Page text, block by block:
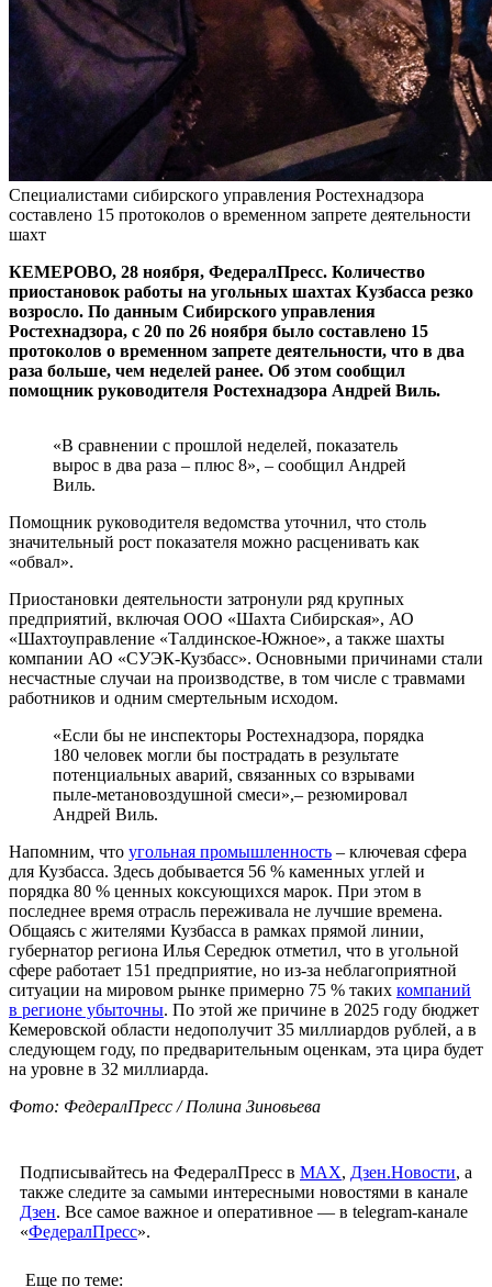
Специалистами сибирского управления Ростехнадзора
составлено 15 протоколов о временном запрете деятельности
шахт
КЕМЕРОВО, 28 ноября, ФедералПресс. Количество
приостановок работы на угольных шахтах Кузбасса резко
возросло. По данным Сибирского управления
Ростехнадзора, с 20 по 26 ноября было составлено 15
протоколов о временном запрете деятельности, что в два
раза больше, чем неделей ранее. Об этом сообщил
помощник руководителя Ростехнадзора Андрей Виль.
«В сравнении с прошлой неделей, показатель
вырос в два раза – плюс 8», – сообщил Андрей
Виль.
Помощник руководителя ведомства уточнил, что столь
значительный рост показателя можно расценивать как
«обвал».
Приостановки деятельности затронули ряд крупных
предприятий, включая ООО «Шахта Сибирская», АО
«Шахтоуправление «Талдинское-Южное», а также шахты
компании АО «СУЭК-Кузбасс». Основными причинами стали
несчастные случаи на производстве, в том числе с травмами
работников и одним смертельным исходом.
«Если бы не инспекторы Ростехнадзора, порядка
180 человек могли бы пострадать в результате
потенциальных аварий, связанных со взрывами
пыле-метановоздушной смеси»,– резюмировал
Андрей Виль.
Напомним, что угольная промышленность – ключевая сфера
для Кузбасса. Здесь добывается 56 % каменных углей и
порядка 80 % ценных коксующихся марок. При этом в
последнее время отрасль переживала не лучшие времена.
Общаясь с жителями Кузбасса в рамках прямой линии,
губернатор региона Илья Середюк отметил, что в угольной
сфере работает 151 предприятие, но из-за неблагоприятной
ситуации на мировом рынке примерно 75 % таких компаний
в регионе убыточны. По этой же причине в 2025 году бюджет
Кемеровской области недополучит 35 миллиардов рублей, а в
следующем году, по предварительным оценкам, эта цира будет
на уровне в 32 миллиарда.
Фото: ФедералПресс / Полина Зиновьева
Подписывайтесь на ФедералПресс в МАХ, Дзен.Новости, а
также следите за самыми интересными новостями в канале
Дзен. Все самое важное и оперативное — в telegram-канале
«ФедералПресс».
Еще по теме: